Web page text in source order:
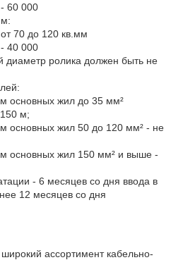
60 000
70 до 120 кв.мм
40 000
диаметр ролика должен быть не
основных жил до 35 мм²
м;
основных жил 50 до 120 мм² - не
основных жил 150 мм² и выше -
- 6 месяцев со дня ввода в
12 месяцев со дня
ассортимент кабельно-